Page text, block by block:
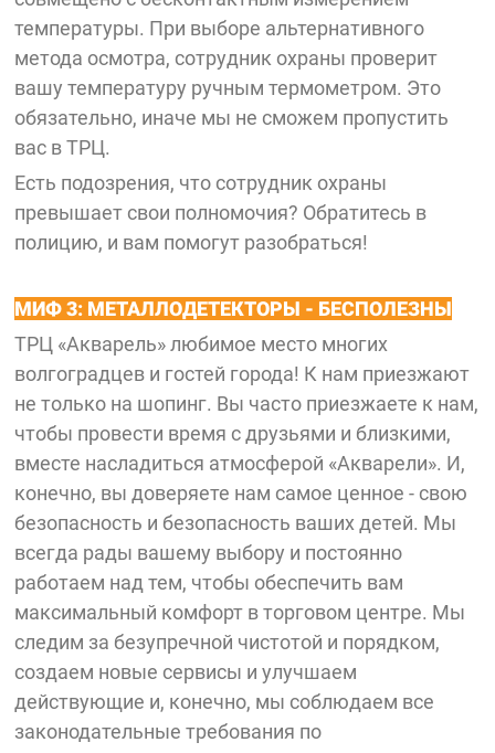
температуры. При выборе альтернативного
метода осмотра, сотрудник охраны проверит
вашу температуру ручным термометром. Это
обязательно, иначе мы не сможем пропустить
вас в ТРЦ.
Есть подозрения, что сотрудник охраны
превышает свои полномочия? Обратитесь в
полицию, и вам помогут разобраться!
МИФ 3: МЕТАЛЛОДЕТЕКТОРЫ - БЕСПОЛЕЗНЫ
ТРЦ «Акварель» любимое место многих
волгоградцев и гостей города! К нам приезжают
не только на шопинг. Вы часто приезжаете к нам,
чтобы провести время с друзьями и близкими,
вместе насладиться атмосферой «Акварели». И,
конечно, вы доверяете нам самое ценное - свою
безопасность и безопасность ваших детей. Мы
всегда рады вашему выбору и постоянно
работаем над тем, чтобы обеспечить вам
максимальный комфорт в торговом центре. Мы
следим за безупречной чистотой и порядком,
создаем новые сервисы и улучшаем
действующие и, конечно, мы соблюдаем все
законодательные требования по